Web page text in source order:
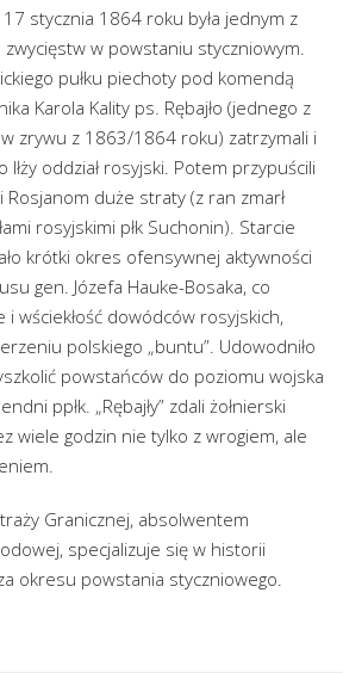
stycznia 1864 roku była jednym z
zwycięstw w powstaniu styczniowym.
pułku piechoty pod komendą
Karola Kality ps. Rębajło (jednego z
zrywu z 1863/1864 roku) zatrzymali i
oddział rosyjski. Potem przypuścili
Rosjanom duże straty (z ran zmarł
rosyjskimi płk Suchonin). Starcie
krótki okres ofensywnej aktywności
gen. Józefa Hauke-Bosaka, co
i wściekłość dowódców rosyjskich,
polskiego „buntu”. Udowodniło
powstańców do poziomu wojska
ppłk. „Rębajły” zdali żołnierski
wiele godzin nie tylko z wrogiem, ale
Granicznej, absolwentem
specjalizuje się w historii
okresu powstania styczniowego.